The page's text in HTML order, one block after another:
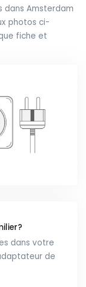
dans Amsterdam
photos ci-
fiche et
dans votre
de